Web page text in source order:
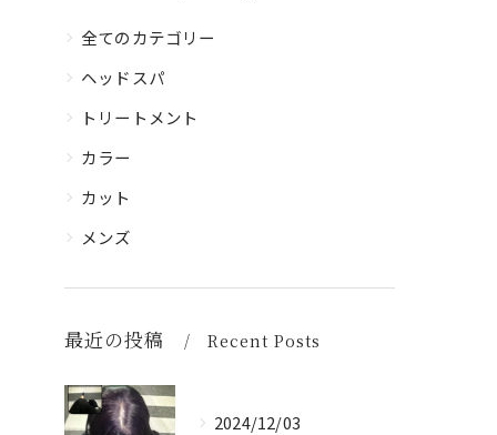
全てのカテゴリー
ヘッドスパ
トリートメント
カラー
カット
メンズ
最近の投稿 Recent Posts
2024/12/03